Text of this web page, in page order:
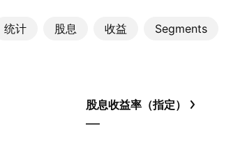
统计 股息 收益 Segments
股息收益率（指定）
—